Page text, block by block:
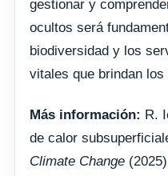
gestionar y
ocultos será
biodiversidad y los
vitales que brindan los
Más información: R.
de calor
Climate Change